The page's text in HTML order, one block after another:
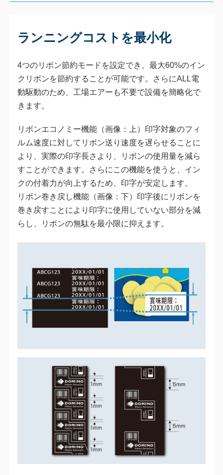
ランニングコストを最小化
4つのリボン節約モードを設定でき、最大60%のイン
クリボンを節約することが可能です。さらにALL電
動駆動のため、工場エアーも不要で設備を簡略化で
きます。
リボンエコノミー機能（画像：上）印字対象のフィ
ルム速度に対してリボン送り速度を遅らせることに
より、実際の印字長さより、リボンの使用量を減ら
すことができます。さらにこの機能を使うと、イン
クの付着力が向上するため、印字が安定します。
リボン巻き戻し機能（画像：下）印字後にリボンを
巻き戻すことにより印字に使用していない部分を減
らし、リボンの無駄を最小限に抑えます。